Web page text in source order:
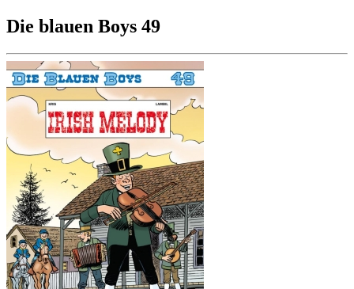
Die blauen Boys 49